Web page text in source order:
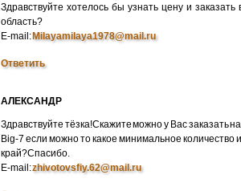
Здравствуйте хотелось бы узнать цену и
область?
E-mail:Milayamilaya1978@mail.ru
Ответить
АЛЕКСАНДР
Здравствуйте тёзка!Скажите можно у Вас заказать
Big-7 если можно то какое минимальное количество
край?Спасибо.
E-mail:zhivotovsfiy.62@mail.ru